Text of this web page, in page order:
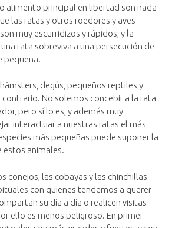
alimento principal en libertad son nada
las ratas y otros roedores y aves
muy escurridizos y rápidos, y la
rata sobreviva a una persecución de
pequeña.
degús, pequeños reptiles y
No solemos concebir a la rata
pero sí lo es, y además muy
interactuar a nuestras ratas el más
más pequeñas puede suponer la
estos animales.
conejos, las cobayas y las chinchillas
con quienes tendemos a querer
su día a día o realicen visitas
ello es menos peligroso. En primer